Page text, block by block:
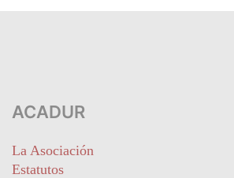
ACADUR
La Asociación
Estatutos